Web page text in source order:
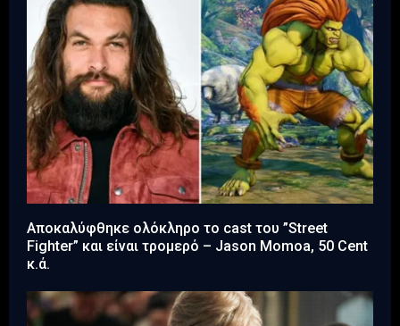
Αποκαλύφθηκε ολόκληρο το cast του ”Street
Fighter” και είναι τρομερό – Jason Momoa, 50 Cent
κ.ά.